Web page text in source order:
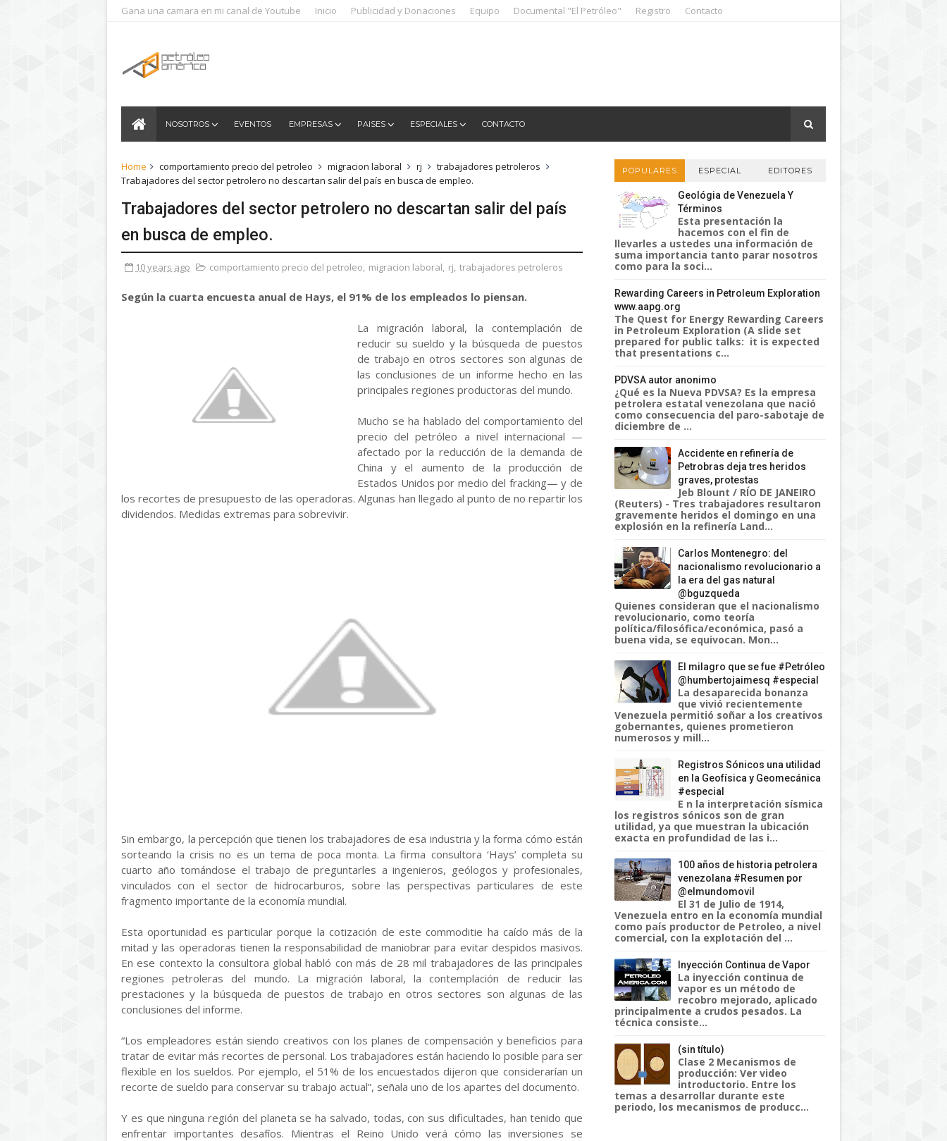
Gana una camara en mi canal de Youtube Inicio Publicidad y Donaciones Equipo Documental "El Petróleo" Registro Contacto
NOSOTROS EVENTOS EMPRESAS PAISES ESPECIALES CONTACTO
Home comportamiento precio del petroleo migracion laboral rj
trabajadores petroleros
Trabajadores del sector petrolero no descartan salir del país en busca de empleo.
Trabajadores del sector petrolero no descartan salir del país
en busca de empleo.
10 years ago comportamiento precio del petroleo, migracion laboral, rj, trabajadores petroleros
Según la cuarta encuesta anual de Hays, el 91% de los empleados lo piensan.
La migración laboral, la contemplación de
reducir su sueldo y la búsqueda de puestos
de trabajo en otros sectores son algunas de
las conclusiones de un informe hecho en las
principales regiones productoras del mundo.
Mucho se ha hablado del comportamiento del
precio del petróleo a nivel internacional —
afectado por la reducción de la demanda de
China y el aumento de la producción de
Estados Unidos por medio del fracking— y de
los recortes de presupuesto de las operadoras. Algunas han llegado al punto de no repartir los
dividendos. Medidas extremas para sobrevivir.
Sin embargo, la percepción que tienen los trabajadores de esa industria y la forma cómo están
sorteando la crisis no es un tema de poca monta. La firma consultora ‘Hays’ completa su
cuarto año tomándose el trabajo de preguntarles a ingenieros, geólogos y profesionales,
vinculados con el sector de hidrocarburos, sobre las perspectivas particulares de este
fragmento importante de la economía mundial.
Esta oportunidad es particular porque la cotización de este commoditie ha caído más de la
mitad y las operadoras tienen la responsabilidad de maniobrar para evitar despidos masivos.
En ese contexto la consultora global habló con más de 28 mil trabajadores de las principales
regiones petroleras del mundo. La migración laboral, la contemplación de reducir las
prestaciones y la búsqueda de puestos de trabajo en otros sectores son algunas de las
conclusiones del informe.
“Los empleadores están siendo creativos con los planes de compensación y beneficios para
tratar de evitar más recortes de personal. Los trabajadores están haciendo lo posible para ser
flexible en los sueldos. Por ejemplo, el 51% de los encuestados dijeron que considerarían un
recorte de sueldo para conservar su trabajo actual”, señala uno de los apartes del documento.
Y es que ninguna región del planeta se ha salvado, todas, con sus dificultades, han tenido que
enfrentar importantes desafíos. Mientras el Reino Unido verá cómo las inversiones se
POPULARES ESPECIAL EDITORES
Geológia de Venezuela Y
Términos
Esta presentación la
hacemos con el fin de
llevarles a ustedes una información de
suma importancia tanto parar nosotros
como para la soci...
Rewarding Careers in Petroleum Exploration
www.aapg.org
The Quest for Energy Rewarding Careers
in Petroleum Exploration (A slide set
prepared for public talks: it is expected
that presentations c...
PDVSA autor anonimo
¿Qué es la Nueva PDVSA? Es la empresa
petrolera estatal venezolana que nació
como consecuencia del paro-sabotaje de
diciembre de ...
Accidente en refinería de
Petrobras deja tres heridos
graves, protestas
Jeb Blount / RÍO DE JANEIRO
(Reuters) - Tres trabajadores resultaron
gravemente heridos el domingo en una
explosión en la refinería Land...
Carlos Montenegro: del
nacionalismo revolucionario a
la era del gas natural
@bguzqueda
Quienes consideran que el nacionalismo
revolucionario, como teoría
política/filosófica/económica, pasó a
buena vida, se equivocan. Mon...
El milagro que se fue #Petróleo
@humbertojaimesq #especial
La desaparecida bonanza
que vivió recientemente
Venezuela permitió soñar a los creativos
gobernantes, quienes prometieron
numerosos y mill...
Registros Sónicos una utilidad
en la Geofísica y Geomecánica
#especial
E n la interpretación sísmica
los registros sónicos son de gran
utilidad, ya que muestran la ubicación
exacta en profundidad de las i...
100 años de historia petrolera
venezolana #Resumen por
@elmundomovil
El 31 de Julio de 1914,
Venezuela entro en la economía mundial
como país productor de Petroleo, a nivel
comercial, con la explotación del ...
Inyección Continua de Vapor
La inyección continua de
vapor es un método de
recobro mejorado, aplicado
principalmente a crudos pesados. La
técnica consiste...
(sin título)
Clase 2 Mecanismos de
producción: Ver video
introductorio. Entre los
temas a desarrollar durante este
periodo, los mecanismos de producc...